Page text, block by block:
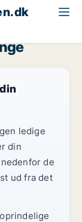
ledige
din
de
ud fra det